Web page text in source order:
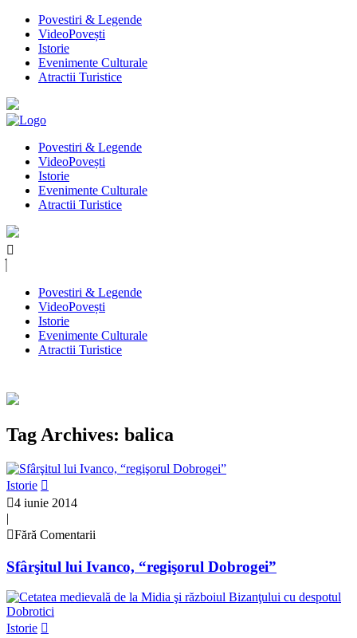
Povestiri & Legende
VideoPovești
Istorie
Evenimente Culturale
Atractii Turistice
Povestiri & Legende
VideoPovești
Istorie
Evenimente Culturale
Atractii Turistice
Povestiri & Legende
VideoPovești
Istorie
Evenimente Culturale
Atractii Turistice
Tag Archives: balica
Istorie
4 iunie 2014
|
Fără Comentarii
Sfârşitul lui Ivanco, “regişorul Dobrogei”
Istorie